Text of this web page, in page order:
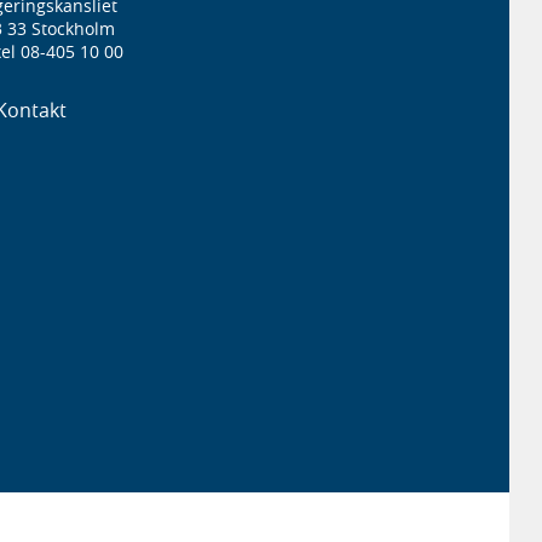
33 Stockholm
08-405 10 00